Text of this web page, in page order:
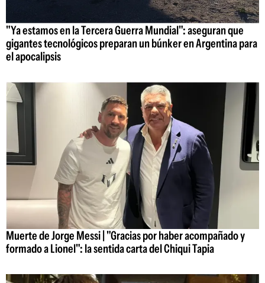
"Ya estamos en la Tercera Guerra Mundial": aseguran que
gigantes tecnológicos preparan un búnker en Argentina para
el apocalipsis
Muerte de Jorge Messi | "Gracias por haber acompañado y
formado a Lionel": la sentida carta del Chiqui Tapia